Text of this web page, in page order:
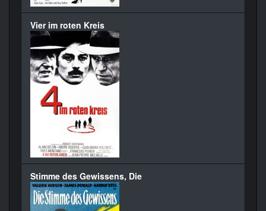
Vier im roten Kreis
Stimme des Gewissens, Die